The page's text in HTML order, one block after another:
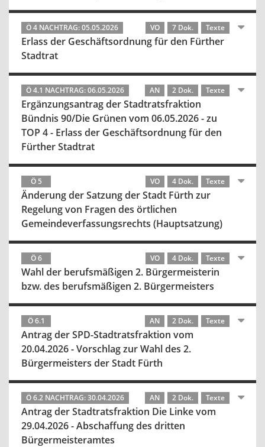
Ö 4 NACHTRAG: 05.05.2026 VO 7 Dok. Texte
Erlass der Geschäftsordnung für den Fürther
Stadtrat
Ö 4.1 NACHTRAG: 06.05.2026 AN 2 Dok. Texte
Ergänzungsantrag der Stadtratsfraktion
Bündnis 90/Die Grünen vom 06.05.2026 - zu
TOP 4 - Erlass der Geschäftsordnung für den
Fürther Stadtrat
Ö 5 VO 4 Dok. Texte
Änderung der Satzung der Stadt Fürth zur
Regelung von Fragen des örtlichen
Gemeindeverfassungsrechts (Hauptsatzung)
Ö 6 VO 4 Dok. Texte
Wahl der berufsmäßigen 2. Bürgermeisterin
bzw. des berufsmäßigen 2. Bürgermeisters
Ö 6.1 AN 2 Dok. Texte
Antrag der SPD-Stadtratsfraktion vom
20.04.2026 - Vorschlag zur Wahl des 2.
Bürgermeisters der Stadt Fürth
Ö 6.2 NACHTRAG: 30.04.2026 AN 2 Dok. Texte
Antrag der Stadtratsfraktion Die Linke vom
29.04.2026 - Abschaffung des dritten
Bürgermeisteramtes